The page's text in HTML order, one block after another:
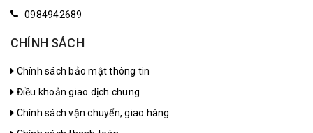
0984942689
CHÍNH SÁCH
Chính sách bảo mật thông tin
Điều khoản giao dịch chung
Chính sách vận chuyển, giao hàng